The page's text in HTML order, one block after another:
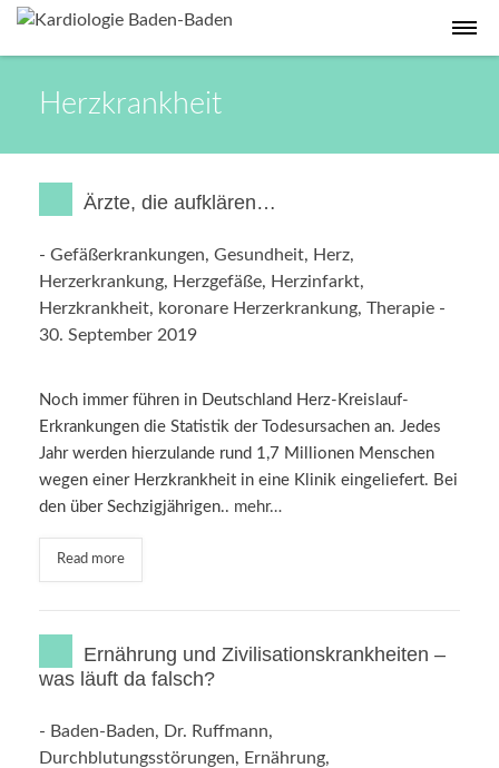
Herzkrankheit
Ärzte, die aufklären…
- Gefäßerkrankungen, Gesundheit, Herz,
Herzerkrankung, Herzgefäße, Herzinfarkt,
Herzkrankheit, koronare Herzerkrankung, Therapie -
30. September 2019
Noch immer führen in Deutschland Herz-Kreislauf-
Erkrankungen die Statistik der Todesursachen an. Jedes
Jahr werden hierzulande rund 1,7 Millionen Menschen
wegen einer Herzkrankheit in eine Klinik eingeliefert. Bei
den über Sechzigjährigen.. mehr…
Read more
Ernährung und Zivilisationskrankheiten –
was läuft da falsch?
- Baden-Baden, Dr. Ruffmann,
Durchblutungsstörungen, Ernährung,